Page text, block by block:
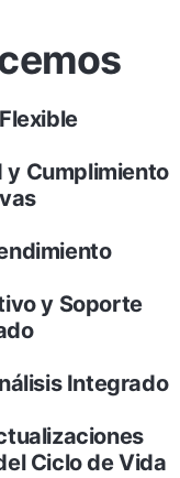
y Cumplimiento
y Soporte
Integrado
Ciclo de Vida